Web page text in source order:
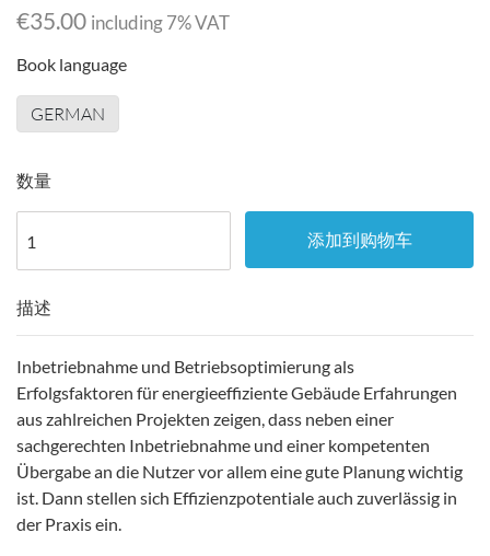
€35.00 including 7% VAT
Book language
GERMAN
数量
添加到购物车
描述
Inbetriebnahme und Betriebsoptimierung als
Erfolgsfaktoren für energieeffiziente Gebäude Erfahrungen
aus zahlreichen Projekten zeigen, dass neben einer
sachgerechten Inbetriebnahme und einer kompetenten
Übergabe an die Nutzer vor allem eine gute Planung wichtig
ist. Dann stellen sich Effizienzpotentiale auch zuverlässig in
der Praxis ein.